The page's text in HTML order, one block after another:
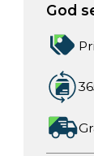
God